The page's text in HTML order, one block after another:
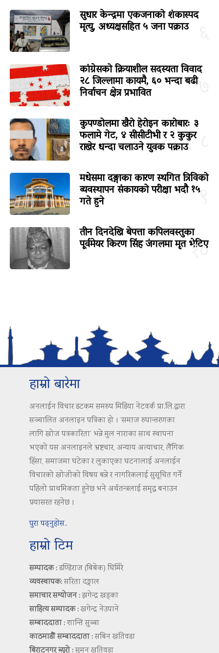
सुधार केन्द्रमा एकजनाको शंकास्पद
मृत्यु, अध्यक्षसहित ५ जना पक्राउ
७
कांग्रेसको क्रियाशील सदस्यता विवाद
२८ जिल्लामा कायमै, ६० भन्दा बढी
निर्वाचन क्षेत्र प्रभावित
कुपण्डोलमा खैरो हेरोइन कारोबारः ३
फलामे गेट, ४ सीसीटीभी र २ कुकुर
राखेर धन्दा चलाउने युवक पक्राउ
९
मधेसमा दङ्गाका कारण स्थगित त्रिविको
व्यवस्थापन संकायको परीक्षा भदौ १५
गते हुने
१०
तीन दिनदेखि बेपत्ता कपिलवस्तुका
पूर्वमेयर किरण सिंह जंगलमा मृत भेटिए
हाम्रो बारेमा
अनलाईन विचार डटकम समरुप मिडिया नेटवर्क प्रा.लि.द्वारा
सञ्चालित अनलाइन पत्रिका हो । ‘समाज रुपान्तरणका
लागि खोज पत्रकारिता’ भन्ने मुल नाराका साथ स्थापना
भएको यस अनलाइनले भ्रष्टचार, अन्याय अत्याचार, लैंगिक
हिंसा, समाजमा घटेका र लुकाएका घटनालाई अनलाईन
विचारको खोजीको विषय बन्ने र नागरिकलाई सुसूचित गर्ने
पहिलो प्राथमिकता हुनेछ भने अर्थतन्त्रलाई समृद्ध बनाउन
प्रयासरत रहनेछ ।
पुरा पढ्नुहोस..
हाम्रो टिम
सम्पादक :डण्डिराज (बिबेक) घिमिरे
व्यवस्थापक:सरिता दङ्गाल
समाचार सम्योजन :झगेन्द्र खड्का
साहित्य सम्पादक :खगेन्द्र नेउपाने
सम्बाददाता :शान्ति सुब्बा
काठमाडौं सम्बाददाता :सबिन खतिवडा
बिराटनगर ब्युरो :सुमन खतिवडा